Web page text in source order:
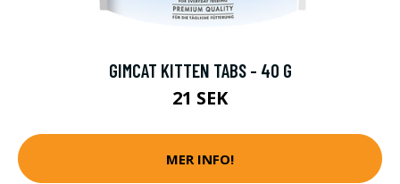
GIMCAT KITTEN TABS - 40 G
21 SEK
MER INFO!